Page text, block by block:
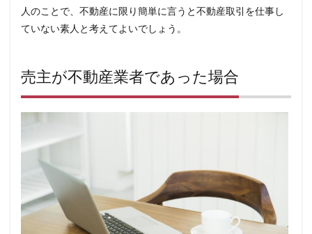
人のことで、不動産に限り簡単に言うと不動産取引を仕事し
ていない素人と考えてよいでしょう。
売主が不動産業者であった場合